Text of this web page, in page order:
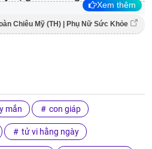
Xem thêm
Chiêu Mỹ (TH) | Phụ Nữ Sức Khỏe
mắn con giáp
tử vi hằng ngày